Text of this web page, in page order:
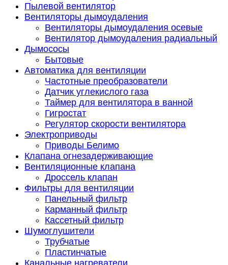
Пылевой вентилятор
Вентиляторы дымоудаления
Вентиляторы дымоудаления осевые
Вентилятор дымоудаления радиальный
Дымососы
Бытовые
Автоматика для вентиляции
Частотные преобразователи
Датчик углекислого газа
Таймер для вентилятора в ванной
Гигростат
Регулятор скорости вентилятора
Электроприводы
Приводы Белимо
Клапана огнезадерживающие
Вентиляционные клапана
Дроссель клапан
Фильтры для вентиляции
Панельный фильтр
Карманный фильтр
Кассетный фильтр
Шумоглушители
Трубчатые
Пластинчатые
Канальные нагреватели